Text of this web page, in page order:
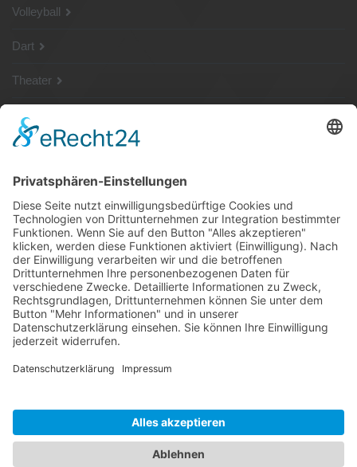
Volleyball
Dart
Theater
SG Shop
Sponsoren
Kontakt
Social Media
Rechtliches